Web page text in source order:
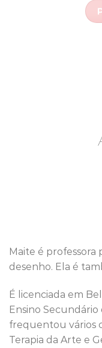
Maite é professora
desenho. Ela é
É licenciada em
Ensino Secundário
frequentou vários
Terapia da Arte e